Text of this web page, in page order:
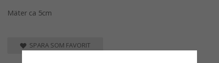
Mäter ca 5cm
SPARA SOM FAVORIT